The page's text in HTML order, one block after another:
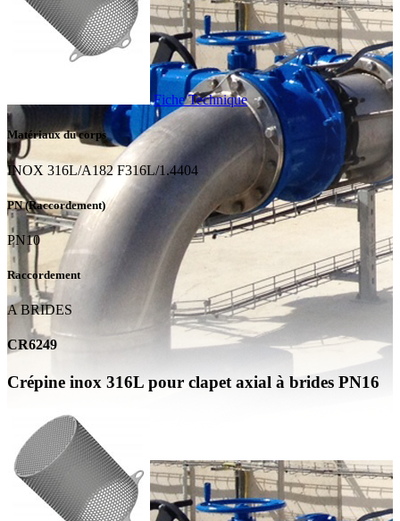
Fiche Technique
Matériaux du corps
INOX 316L/A182 F316L/1.4404
PN (Raccordement)
PN10
Raccordement
A BRIDES
CR6249
Crépine inox 316L pour clapet axial à brides PN16